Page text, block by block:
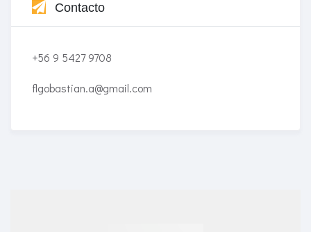
Contacto
+56 9 5427 9708
flgobastian.a@gmail.com